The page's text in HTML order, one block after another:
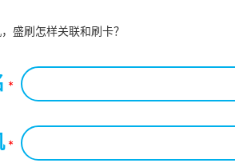
盛刷怎样关联和刷卡？
*
*